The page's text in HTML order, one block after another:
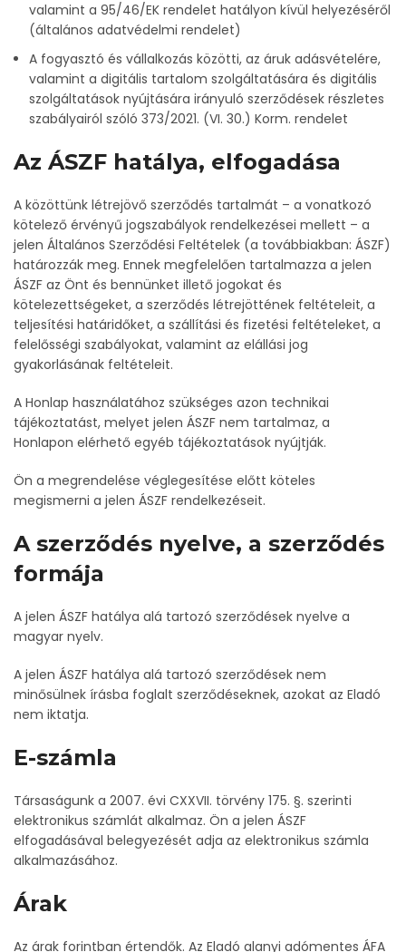
valamint a 95/46/EK rendelet hatályon kívül helyezéséről
(általános adatvédelmi rendelet)
A fogyasztó és vállalkozás közötti, az áruk adásvételére,
valamint a digitális tartalom szolgáltatására és digitális
szolgáltatások nyújtására irányuló szerződések részletes
szabályairól szóló 373/2021. (VI. 30.) Korm. rendelet
Az ÁSZF hatálya, elfogadása
A közöttünk létrejövő szerződés tartalmát – a vonatkozó
kötelező érvényű jogszabályok rendelkezései mellett – a
jelen Általános Szerződési Feltételek (a továbbiakban: ÁSZF)
határozzák meg. Ennek megfelelően tartalmazza a jelen
ÁSZF az Önt és bennünket illető jogokat és
kötelezettségeket, a szerződés létrejöttének feltételeit, a
teljesítési határidőket, a szállítási és fizetési feltételeket, a
felelősségi szabályokat, valamint az elállási jog
gyakorlásának feltételeit.
A Honlap használatához szükséges azon technikai
tájékoztatást, melyet jelen ÁSZF nem tartalmaz, a
Honlapon elérhető egyéb tájékoztatások nyújtják.
Ön a megrendelése véglegesítése előtt köteles
megismerni a jelen ÁSZF rendelkezéseit.
A szerződés nyelve, a szerződés
formája
A jelen ÁSZF hatálya alá tartozó szerződések nyelve a
magyar nyelv.
A jelen ÁSZF hatálya alá tartozó szerződések nem
minősülnek írásba foglalt szerződéseknek, azokat az Eladó
nem iktatja.
E-számla
Társaságunk a 2007. évi CXXVII. törvény 175. §. szerinti
elektronikus számlát alkalmaz. Ön a jelen ÁSZF
elfogadásával belegyezését adja az elektronikus számla
alkalmazásához.
Árak
Az árak forintban értendők. Az Eladó alanyi adómentes ÁFA